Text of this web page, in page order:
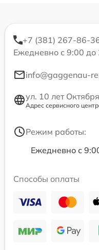
+7 (381) 267-86-
Ежедневно с 9:00 до
info@gaggenau-
ул. 10 лет
Адрес сервисного
Режим работы:
Ежедневно с
Способы оплаты